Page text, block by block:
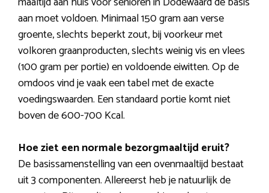
aan moet voldoen. Minimaal 150 gram aan verse
groente, slechts beperkt zout, bij voorkeur met
volkoren graanproducten, slechts weinig vis en vlees
(100 gram per portie) en voldoende eiwitten. Op de
omdoos vind je vaak een tabel met de exacte
voedingswaarden. Een standaard portie komt niet
boven de 600-700 Kcal.
Hoe ziet een normale bezorgmaaltijd eruit?
De basissamenstelling van een ovenmaaltijd bestaat
uit 3 componenten. Allereerst heb je natuurlijk de